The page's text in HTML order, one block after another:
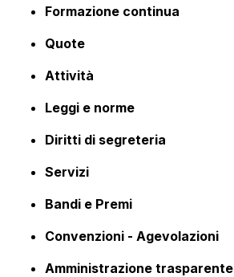
Formazione continua
Quote
Attività
Leggi e norme
Diritti di segreteria
Servizi
Bandi e Premi
Convenzioni - Agevolazioni
Amministrazione trasparente